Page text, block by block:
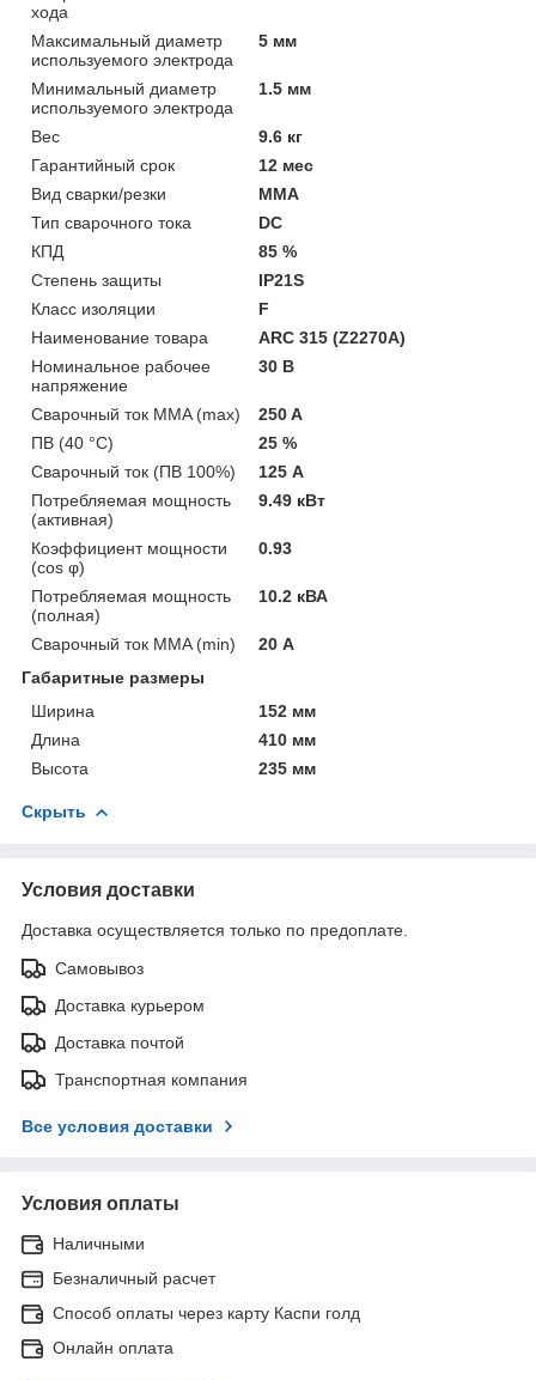
хода
Максимальный диаметр
используемого электрода
5 мм
Минимальный диаметр
используемого электрода
1.5 мм
Вес
9.6 кг
Гарантийный срок
12 мес
Вид сварки/резки
MMA
Тип сварочного тока
DC
КПД
85 %
Степень защиты
IP21S
Класс изоляции
F
Наименование товара
ARC 315 (Z2270А)
Номинальное рабочее
напряжение
30 В
Сварочный ток MMA (max)
250 A
ПВ (40 °С)
25 %
Сварочный ток (ПВ 100%)
125 А
Потребляемая мощность
(активная)
9.49 кВт
Коэффициент мощности
(cos φ)
0.93
Потребляемая мощность
(полная)
10.2 кВА
Сварочный ток MMA (min)
20 А
Габаритные размеры
Ширина
152 мм
Длина
410 мм
Высота
235 мм
Скрыть
Условия доставки
Доставка осуществляется только по предоплате.
Самовывоз
Доставка курьером
Доставка почтой
Транспортная компания
Все условия доставки
Условия оплаты
Наличными
Безналичный расчет
Способ оплаты через карту Каспи голд
Онлайн оплата